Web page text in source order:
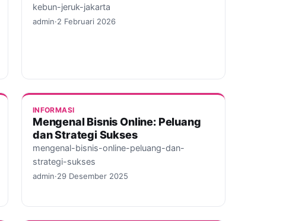
kebun-jeruk-jakarta
admin·2 Februari 2026
INFORMASI
Mengenal Bisnis Online: Peluang
dan Strategi Sukses
mengenal-bisnis-online-peluang-dan-
strategi-sukses
admin·29 Desember 2025